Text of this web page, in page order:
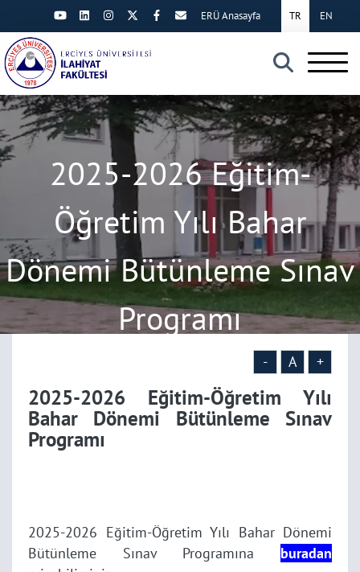
×
TR EN
ERÜ Anasayfa
2025-2026 Eğitim-
Öğretim Yılı Bahar
Dönemi Bütünleme Sınav
Programı
- A +
2025-2026 Eğitim-Öğretim Yılı
Bahar Dönemi Bütünleme Sınav
Programı
2025-2026 Eğitim-Öğretim Yılı Bahar Dönemi
Bütünleme Sınav Programına buradan